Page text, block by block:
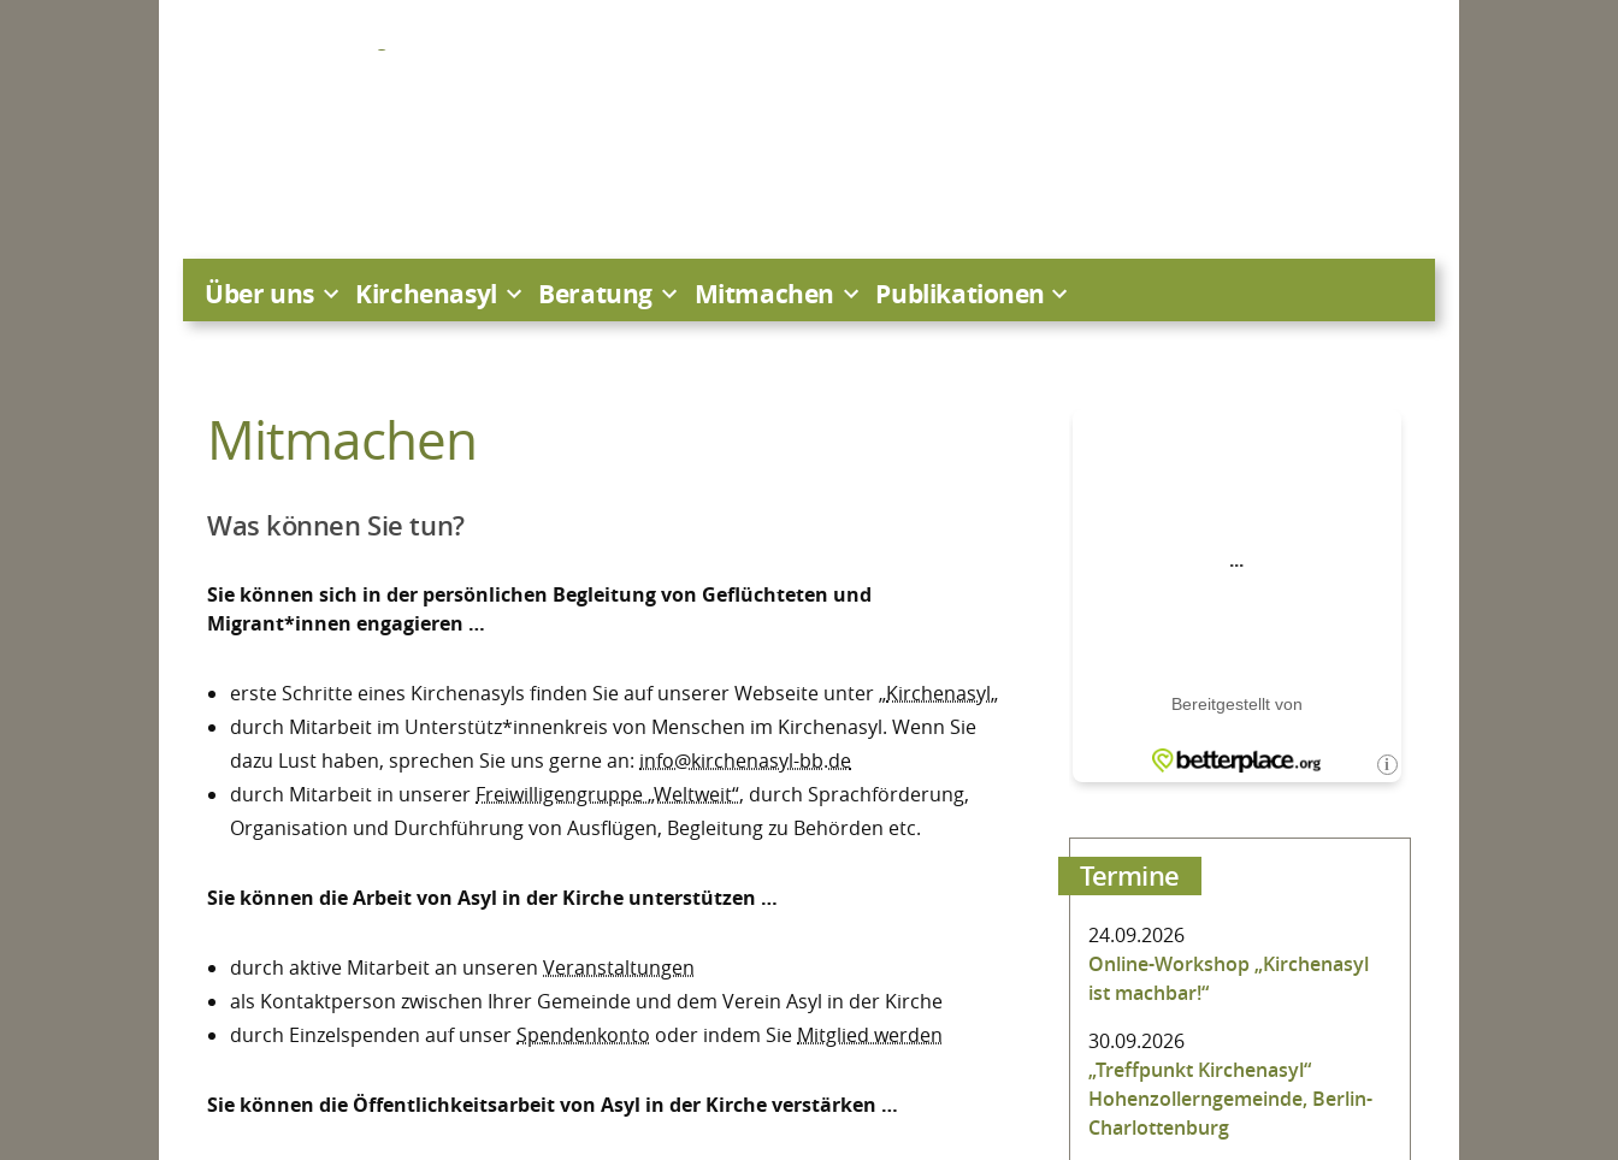
Über uns Kirchenasyl Beratung Mitmachen Publikationen
Mitmachen
Was können Sie tun?
Sie können sich in der persönlichen Begleitung von Geflüchteten und
Migrant*innen engagieren …
erste Schritte eines Kirchenasyls finden Sie auf unserer Webseite unter „Kirchenasyl„
durch Mitarbeit im Unterstütz*innenkreis von Menschen im Kirchenasyl. Wenn Sie
dazu Lust haben, sprechen Sie uns gerne an: info@kirchenasyl-bb.de
durch Mitarbeit in unserer Freiwilligengruppe „Weltweit“, durch Sprachförderung,
Organisation und Durchführung von Ausflügen, Begleitung zu Behörden etc.
Sie können die Arbeit von Asyl in der Kirche unterstützen …
durch aktive Mitarbeit an unserenVeranstaltungen
als Kontaktperson zwischen Ihrer Gemeinde und dem Verein Asyl in der Kirche
durch Einzelspenden auf unserSpendenkonto oder indem Sie Mitglied werden
Sie können die Öffentlichkeitsarbeit von Asyl in der Kirche verstärken …
Termine
24.09.2026
Online-Workshop „Kirchenasyl
ist machbar!“
30.09.2026
„Treffpunkt Kirchenasyl“
Hohenzollerngemeinde, Berlin-
Charlottenburg